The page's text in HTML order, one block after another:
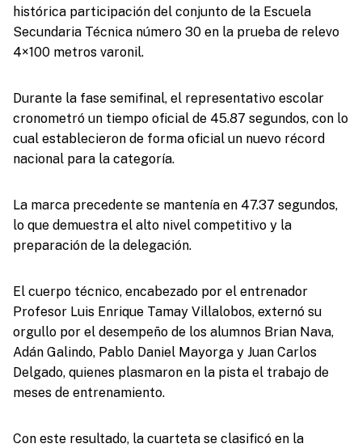
histórica participación del conjunto de la Escuela
Secundaria Técnica número 30 en la prueba de relevo
4×100 metros varonil.
Durante la fase semifinal, el representativo escolar
cronometró un tiempo oficial de 45.87 segundos, con lo
cual establecieron de forma oficial un nuevo récord
nacional para la categoría.
La marca precedente se mantenía en 47.37 segundos,
lo que demuestra el alto nivel competitivo y la
preparación de la delegación.
El cuerpo técnico, encabezado por el entrenador
Profesor Luis Enrique Tamay Villalobos, externó su
orgullo por el desempeño de los alumnos Brian Nava,
Adán Galindo, Pablo Daniel Mayorga y Juan Carlos
Delgado, quienes plasmaron en la pista el trabajo de
meses de entrenamiento.
Con este resultado, la cuarteta se clasificó en la